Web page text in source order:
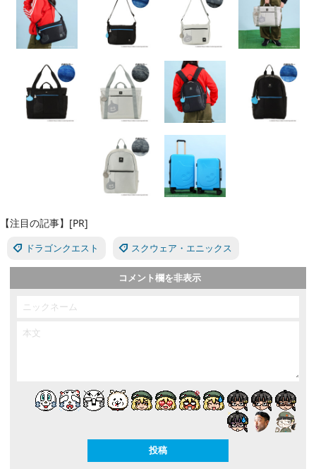
【注目の記事】[PR]
ドラゴンクエスト スクウェア・エニックス
コメント欄を非表示